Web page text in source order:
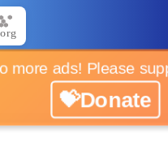
more ads! Please
💝Donate